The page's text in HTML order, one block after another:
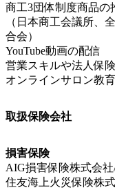
商工3団体制度商品の
（日本商工会議所、
合会）
YouTube動画の配信
営業スキルや法人保
オンラインサロン教
取扱保険会社
損害保険
AIG損害保険株式会
住友海上火災保険株